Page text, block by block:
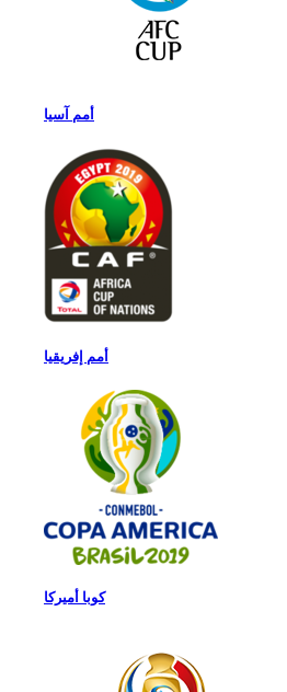
أمم آسيا
أمم إفريقيا
كوبا أميركا